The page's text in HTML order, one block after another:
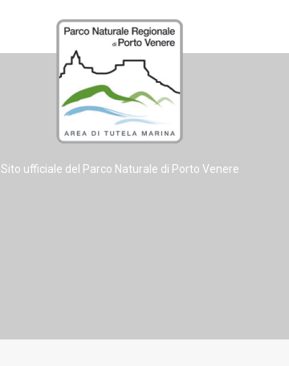
Sito ufficiale del Parco Naturale di Porto Venere